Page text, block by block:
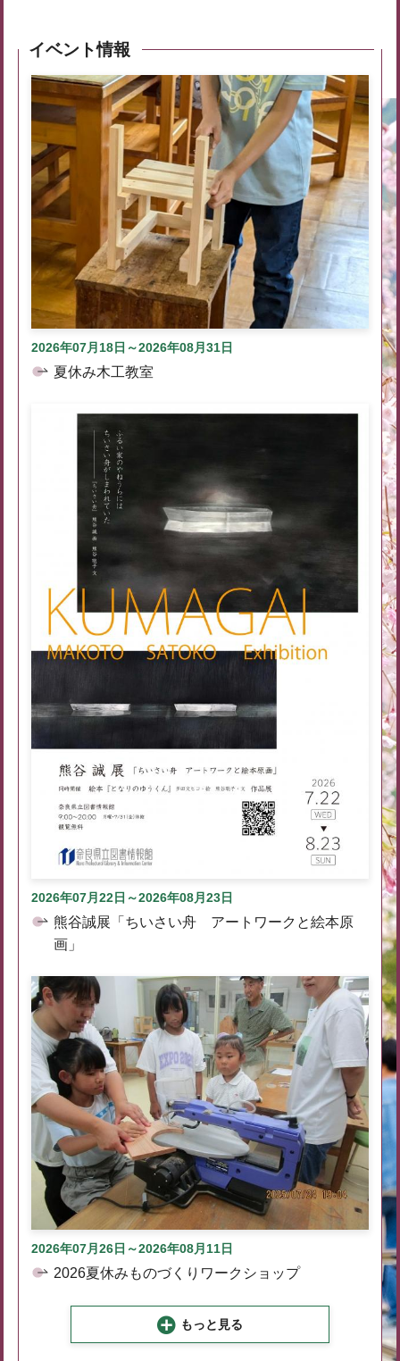
イベント情報
2026年07月18日～2026年08月31日
夏休み木工教室
2026年07月22日～2026年08月23日
熊谷誠展「ちいさい舟 アートワークと絵本原
画」
2026年07月26日～2026年08月11日
2026夏休みものづくりワークショップ
もっと見る